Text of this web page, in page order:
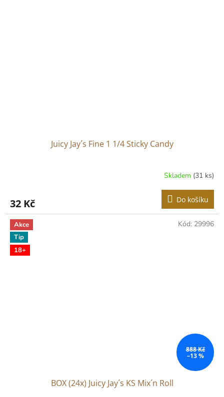
Juicy Jay´s Fine 1 1/4 Sticky Candy
Skladem (31 ks)
32 Kč Do košíku
Akce
Tip
18+
888 Kč
–13 %
BOX (24x) Juicy Jay´s KS Mix´n Roll
Kód: 29996